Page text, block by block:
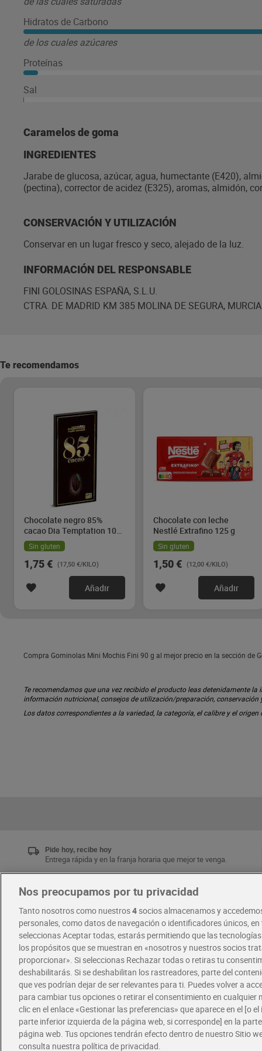
Hidratos de Carbono
de los cuales azúcares
Proteínas
Sal
Caramelos de goma
INGREDIENTES
Jarabe de glucosa, azúcar, agua, humectante (E420),
(pectina), corrector de acidez (E325), aromas, almidón,
CONSERVACIÓN Y UTILIZACIÓN
Conservar en un lugar fresco y seco, alejado de la luz.
INFORMACIÓN DEL RESPONSABLE
FINI GOLOSINAS ESPAÑA, S.L.U.
CTRA. DE MADRID KM 385 MOLINA DE SEGURA, MURCIA
Te recomendamos
Chocolate negro 85%
cacao Dia Temptation 100
gSin gluten
1,75 € (17,50 €/KILO)
Añadir
Chocolate con leche
Nestlé Extrafino 125 g
Sin gluten
1,50 € (12,00 €/KILO)
Añadir
Compra Gominolas Mini Mochis Fini 90 g al mejor precio en la sección de
Te recomendamos que una vez recibido el producto leas detenidamente
información nutricional, consejos de utilización/preparación,
Los datos correspondientes a la variedad, la categoría, el calibre y el
Pide hoy, recibe hoy
Entrega rápida y en la franja horaria que mejor te venga.
Disfruta las ventajas y ofertas exclusivas.
Descárgate la APP Dia
RECETAS · COMER MEJOR CADA DIA ·
Nos preocupamos por tu privacidad
Tanto nosotros como nuestros4socios almacenamos y
personales, como datos de navegación o identificadores únicos,
seleccionas Aceptar todas, estarás permitiendo que las
los propósitos que se muestran en «nosotros y nuestros socios
proporcionar». Si seleccionas Rechazar todas o retiras tu
deshabilitarás. Si se deshabilitan los rastreadores, parte del
que ves podrían dejar de ser relevantes para ti. Puedes volver a
para cambiar tus opciones o retirar el consentimiento en cualquier
clic en el enlace «Gestionar las preferencias» que aparece en el [o
parte inferior izquierda de la página web, si corresponde] en la
página web. Tus opciones tendrán efecto dentro de nuestro Sitio
consulta nuestra política de privacidad.